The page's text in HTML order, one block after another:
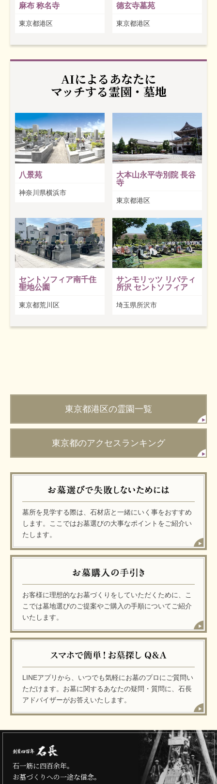
麻布 称名寺
東京都港区
德玄寺墓苑
東京都港区
AIによるあなたに
マッチする霊園・墓地
八景苑
神奈川県横浜市
大本山永平寺別院 長谷
寺
東京都港区
セントソフィア南千住
聖地公園
東京都荒川区
サンモリッツ リバティ
所沢 セントソフィア
埼玉県所沢市
東京都港区の霊園一覧
東京都のアクセスランキング
墓所を見学する際は、石材店と一緒にいく事をおすすめ
します。ここではお墓選びの大事なポイントをご紹介い
たします。
お客様に理想的なお墓づくりをしていただくために、こ
こでは墓地選びのご提案やご購入の手順についてご紹介
いたします。
LINEアプリから、いつでも気軽にお墓のプロにご質問い
ただけます。お墓に関するあなたの疑問・質問に、石長
アドバイザーがお答えいたします。
石一筋に四百余年。
お墓づくりへの一途な信念。